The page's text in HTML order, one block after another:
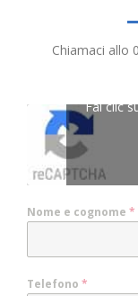
Chiamaci allo
Fai clic
Nome e cognome *
Telefono *